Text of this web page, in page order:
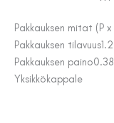
Pakkauksen mitat (P x
Pakkauksen tilavuus1.2 l
Pakkauksen paino
Yksikkökappale